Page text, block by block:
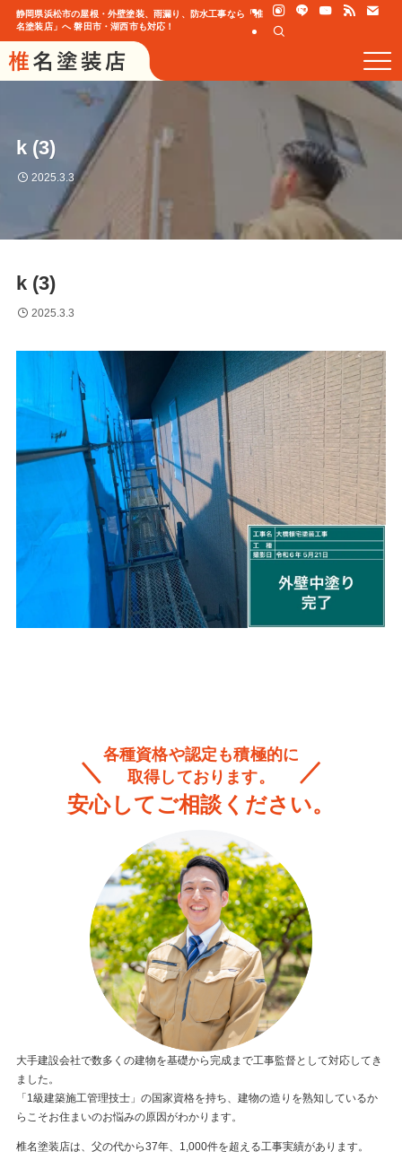
静岡県浜松市の屋根・外壁塗装、雨漏り、防水工事なら「椎
名塗装店」へ 磐田市・湖西市も対応！
k (3)
2025.3.3
k (3)
2025.3.3
各種資格や認定も積極的に
取得しております。
安心してご相談ください。
大手建設会社で数多くの建物を基礎から完成まで工事監督として対応してき
ました。
「1級建築施工管理技士」の国家資格を持ち、建物の造りを熟知しているか
らこそお住まいのお悩みの原因がわかります。
椎名塗装店は、父の代から37年、1,000件を超える工事実績があります。